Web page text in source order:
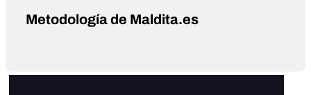
Metodología de Maldita.es